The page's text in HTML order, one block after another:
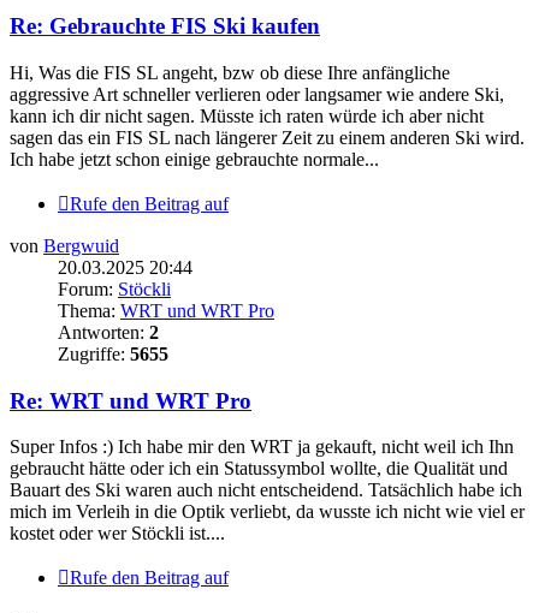
Re: Gebrauchte FIS Ski kaufen
Hi, Was die FIS SL angeht, bzw ob diese Ihre anfängliche
aggressive Art schneller verlieren oder langsamer wie andere Ski,
kann ich dir nicht sagen. Müsste ich raten würde ich aber nicht
sagen das ein FIS SL nach längerer Zeit zu einem anderen Ski wird.
Ich habe jetzt schon einige gebrauchte normale...
Rufe den Beitrag auf
von Bergwuid
20.03.2025 20:44
Forum: Stöckli
Thema: WRT und WRT Pro
Antworten: 2
Zugriffe: 5655
Re: WRT und WRT Pro
Super Infos :) Ich habe mir den WRT ja gekauft, nicht weil ich Ihn
gebraucht hätte oder ich ein Statussymbol wollte, die Qualität und
Bauart des Ski waren auch nicht entscheidend. Tatsächlich habe ich
mich im Verleih in die Optik verliebt, da wusste ich nicht wie viel er
kostet oder wer Stöckli ist....
Rufe den Beitrag auf